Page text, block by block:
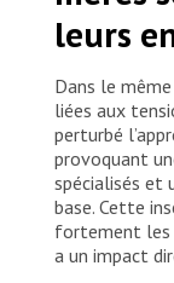
met à rude
aux
leurs
Dans le
liées aux
perturbé
provoquant
spécialisés et
base. Cette
fortement les
a un impact